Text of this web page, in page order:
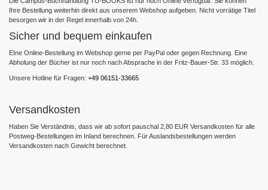
Ihre Bestellung weiterhin direkt aus unserem Webshop aufgeben. Nicht vorrätige Titel
besorgen wir in der Regel innerhalb von 24h.
Sicher und bequem einkaufen
EIne Online-Bestellung im Webshop gerne per PayPal oder gegen Rechnung. Eine
Abholung der Bücher ist nur noch nach Absprache in der Fritz-Bauer-Str. 33 möglich.
Unsere Hotline für Fragen: +49 06151-33665
Versandkosten
Haben Sie Verständnis, dass wir ab sofort pauschal 2,80 EUR Versandkosten für alle
Postweg-Bestellungen im Inland berechnen. Für Auslandsbestellungen werden
Versandkosten nach Gewicht berechnet.